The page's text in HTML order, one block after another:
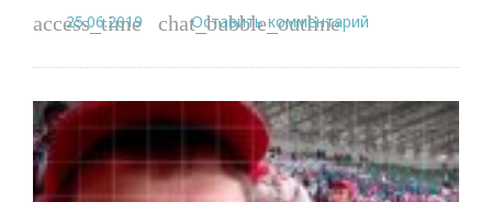
access_time
25.06.2019 chat_bubble_outline
Оставить комментарий